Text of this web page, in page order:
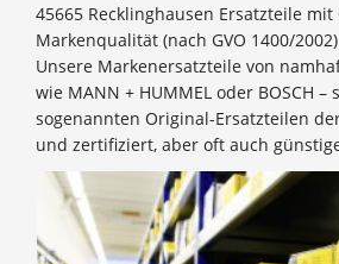
45665 Recklinghausen Ersatzteile
Markenqualität (nach GVO 1400/
Unsere Markenersatzteile von
wie MANN + HUMMEL oder BOSCH
sogenannten Original-Ersatzteilen
und zertifiziert, aber oft auch